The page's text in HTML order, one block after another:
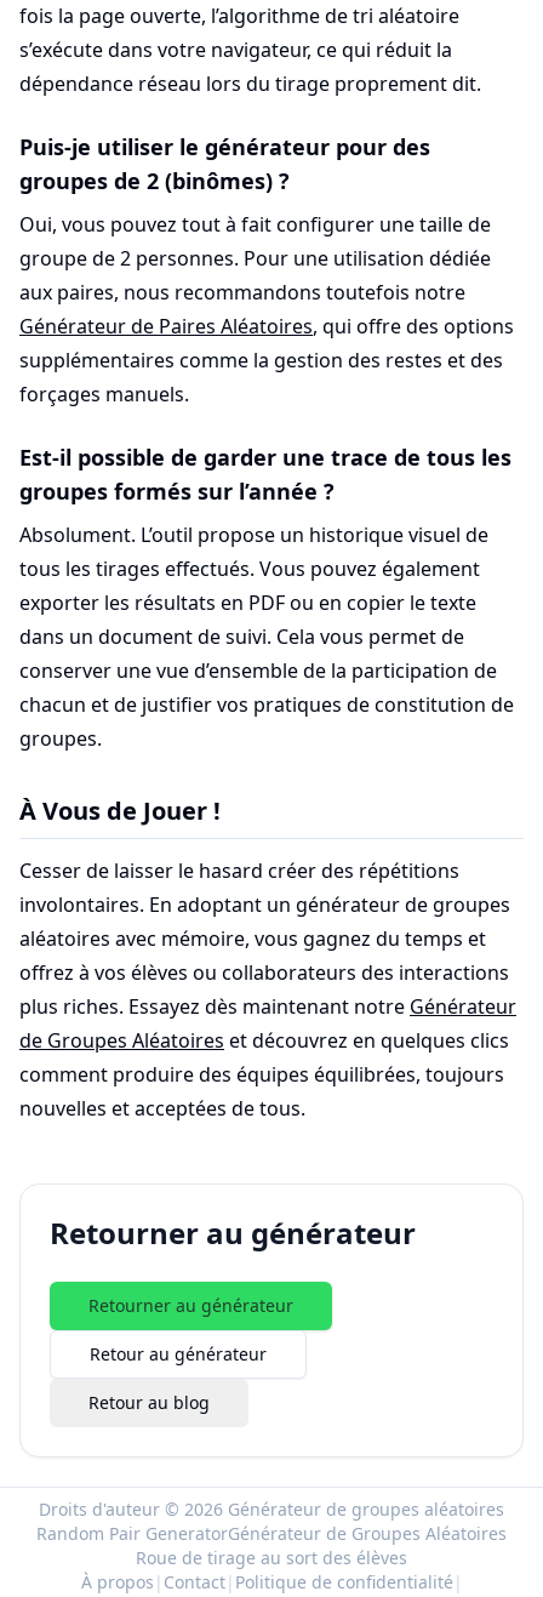
fois la page ouverte, l’algorithme de tri aléatoire
s’exécute dans votre navigateur, ce qui réduit la
dépendance réseau lors du tirage proprement dit.
Puis-je utiliser le générateur pour des
groupes de 2 (binômes) ?
Oui, vous pouvez tout à fait configurer une taille de
groupe de 2 personnes. Pour une utilisation dédiée
aux paires, nous recommandons toutefois notre
Générateur de Paires Aléatoires, qui offre des options
supplémentaires comme la gestion des restes et des
forçages manuels.
Est-il possible de garder une trace de tous les
groupes formés sur l’année ?
Absolument. L’outil propose un historique visuel de
tous les tirages effectués. Vous pouvez également
exporter les résultats en PDF ou en copier le texte
dans un document de suivi. Cela vous permet de
conserver une vue d’ensemble de la participation de
chacun et de justifier vos pratiques de constitution de
groupes.
À Vous de Jouer !
Cesser de laisser le hasard créer des répétitions
involontaires. En adoptant un générateur de groupes
aléatoires avec mémoire, vous gagnez du temps et
offrez à vos élèves ou collaborateurs des interactions
plus riches. Essayez dès maintenant notre Générateur
de Groupes Aléatoires et découvrez en quelques clics
comment produire des équipes équilibrées, toujours
nouvelles et acceptées de tous.
Retourner au générateur
Retourner au générateur
Retour au générateur
Retour au blog
Droits d'auteur © 2026 Générateur de groupes aléatoires
Random Pair GeneratorGénérateur de Groupes Aléatoires
Roue de tirage au sort des élèves
À propos | Contact| Politique de confidentialité |